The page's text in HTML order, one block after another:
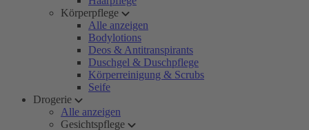
Körperpflege
Alle anzeigen
Bodylotions
Deos & Antitranspirants
Duschgel & Duschpflege
Körperreinigung & Scrubs
Seife
Drogerie
Alle anzeigen
Gesichtspflege